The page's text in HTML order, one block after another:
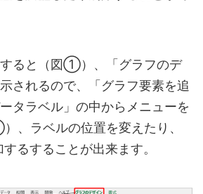
ると（図①）、「グラフのデ
されるので、「グラフ要素を追
タラベル」の中からメニューを
、ラベルの位置を変えたり、
るすることが出来ます。